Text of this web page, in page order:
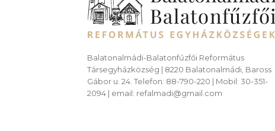
Balatonalmádi-Balatonfűzfői Református
Társegyházközség | 8220 Balatonalmádi, Baross
Gábor u. 24. Telefon: 88-790-220 | Mobil: 30-351-
2094 | email: refalmadi@gmail.com